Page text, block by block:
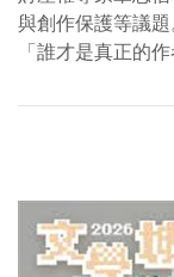
與創作保護等議
「誰才是真正的作